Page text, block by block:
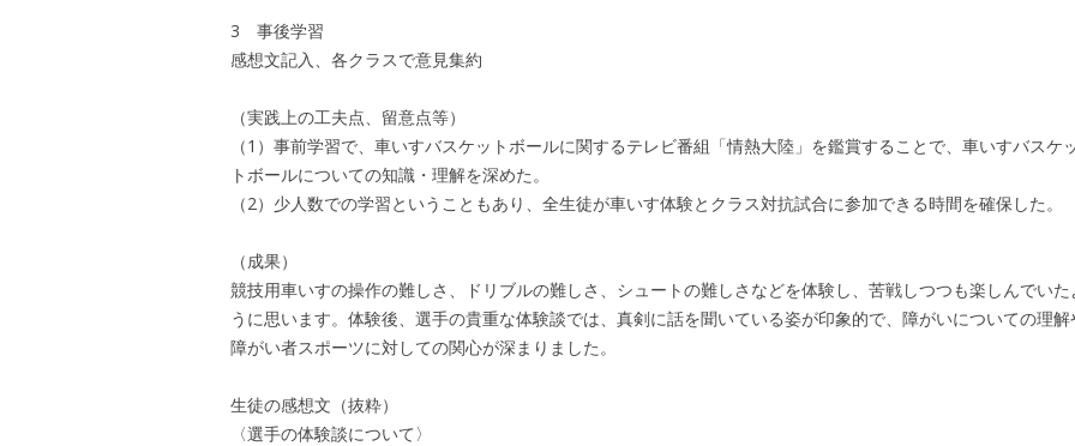
3 事後学習
感想文記入、各クラスで意見集約
（実践上の工夫点、留意点等）
（1）事前学習で、車いすバスケットボールに関するテレビ番組「情熱大陸」を鑑賞することで、車いすバスケ
トボールについての知識・理解を深めた。
（2）少人数での学習ということもあり、全生徒が車いす体験とクラス対抗試合に参加できる時間を確保した。
（成果）
競技用車いすの操作の難しさ、ドリブルの難しさ、シュートの難しさなどを体験し、苦戦しつつも楽しんでいた
うに思います。体験後、選手の貴重な体験談では、真剣に話を聞いている姿が印象的で、障がいについての理解
障がい者スポーツに対しての関心が深まりました。
生徒の感想文（抜粋）
〈選手の体験談について〉